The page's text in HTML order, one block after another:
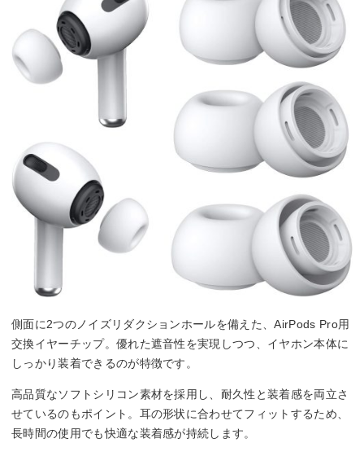
側面に2つのノイズリダクションホールを備えた、AirPods Pro用
交換イヤーチップ。優れた遮音性を実現しつつ、イヤホン本体に
しっかり装着できるのが特徴です。
高品質なソフトシリコン素材を採用し、耐久性と装着感を両立さ
せているのもポイント。耳の形状に合わせてフィットするため、
長時間の使用でも快適な装着感が持続します。